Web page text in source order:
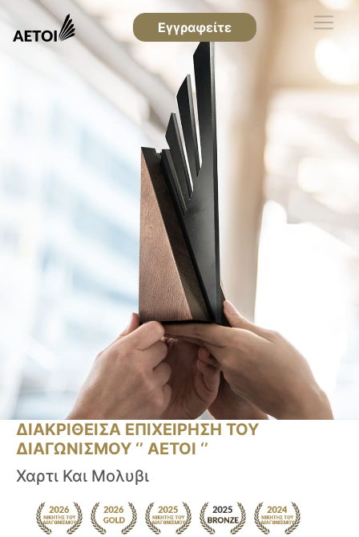
Εγγραφείτε
ΔΙΑΚΡΙΘΕΙΣΑ ΕΠΙΧΕΙΡΗΣΗ ΤΟΥ
ΔΙΑΓΩΝΙΣΜΟΥ ‘’ ΑΕΤΟΙ ‘’
Χαρτι Και Μολυβι